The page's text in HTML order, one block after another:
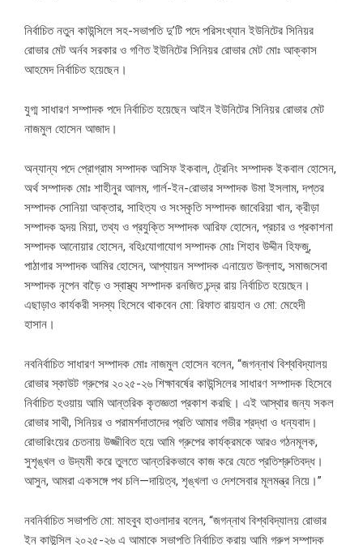
নির্বাচিত নতুন কাউন্সিলে সহ-সভাপতি দু’টি পদে পরিসংখ্যান ইউনিটের সিনিয়র
রোভার মেট অর্নব সরকার ও গণিত ইউনিটের সিনিয়র রোভার মেট মোঃ আক্কাস
আহমেদ নির্বাচিত হয়েছেন।
যুগ্ম সাধারণ সম্পাদক পদে নির্বাচিত হয়েছেন আইন ইউনিটের সিনিয়র রোভার মেট
নাজমুল হোসেন আজাদ।
অন্যান্য পদে প্রোগ্রাম সম্পাদক আসিফ ইকবাল, ট্রেনিং সম্পাদক ইকবাল হোসেন,
অর্থ সম্পাদক মোঃ শাহীনুর আলম, গার্ল-ইন-রোভার সম্পাদক উমা ইসলাম, দপ্তর
সম্পাদক সোনিয়া আক্তার, সাহিত্য ও সংস্কৃতি সম্পাদক জাবেরিয়া খান, ক্রীড়া
সম্পাদক হৃদয় মিয়া, তথ্য ও প্রযুক্তি সম্পাদক আরিফ হোসেন, প্রচার ও প্রকাশনা
সম্পাদক আনোয়ার হোসেন, বহিঃযোগাযোগ সম্পাদক মোঃ শিহাব উদ্দীন হিফজু,
পাঠাগার সম্পাদক আমির হোসেন, আপ্যায়ন সম্পাদক এনায়েত উল্লাহ, সমাজসেবা
সম্পাদক নৃপেন বাড়ৈ ও স্বাস্থ্য সম্পাদক রনজিত চন্দ্র রায় নির্বাচিত হয়েছেন।
এছাড়াও কার্যকরী সদস্য হিসেবে থাকবেন মো: রিফাত রায়হান ও মো: মেহেদী
হাসান।
নবনির্বাচিত সাধারণ সম্পাদক মোঃ নাজমুল হোসেন বলেন, “জগন্নাথ বিশ্ববিদ্যালয়
রোভার স্কাউট গ্রুপের ২০২৫-২৬ শিক্ষাবর্ষের কাউন্সিলের সাধারণ সম্পাদক হিসেবে
নির্বাচিত হওয়ায় আমি আন্তরিক কৃতজ্ঞতা প্রকাশ করছি। এই আস্থার জন্য সকল
রোভার সাথী, সিনিয়র ও পরামর্শদাতাদের প্রতি আমার গভীর শ্রদ্ধা ও ধন্যবাদ।
রোভারিংয়ের চেতনায় উজ্জীবিত হয়ে আমি গ্রুপের কার্যক্রমকে আরও গঠনমূলক,
সুশৃঙ্খল ও উদ্যমী করে তুলতে আন্তরিকভাবে কাজ করে যেতে প্রতিশ্রুতিবদ্ধ।
আসুন, আমরা একসঙ্গে পথ চলি—দায়িত্ব, শৃঙ্খলা ও দেশসেবার মূলমন্ত্র নিয়ে।”
নবনির্বাচিত সভাপতি মো: মাহবুব হাওলাদার বলেন, “জগন্নাথ বিশ্ববিদ্যালয় রোভার
ইন কাউন্সিল ২০২৫-২৬ এ আমাকে সভাপতি নির্বাচিত করায় আমি গ্রুপ সম্পাদক